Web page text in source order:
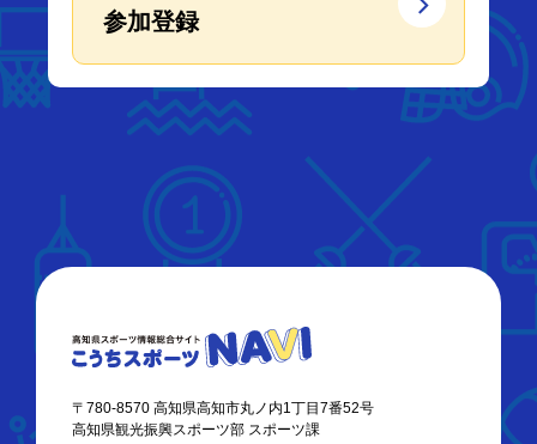
参加登録
〒780-8570 高知県高知市丸ノ内1丁目7番52号
高知県観光振興スポーツ部 スポーツ課